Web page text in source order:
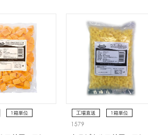
1箱単位
工場直送
1箱単位
冷凍
1579